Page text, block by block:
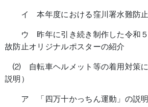
イ 本年度における窪川署水難防止
ウ 昨年に引き続き制作した令和５
故防止オリジナルポスターの紹介
⑵ 自転車ヘルメット等の着用対策に
説明）
ア 「四万十かっちん運動」の説明